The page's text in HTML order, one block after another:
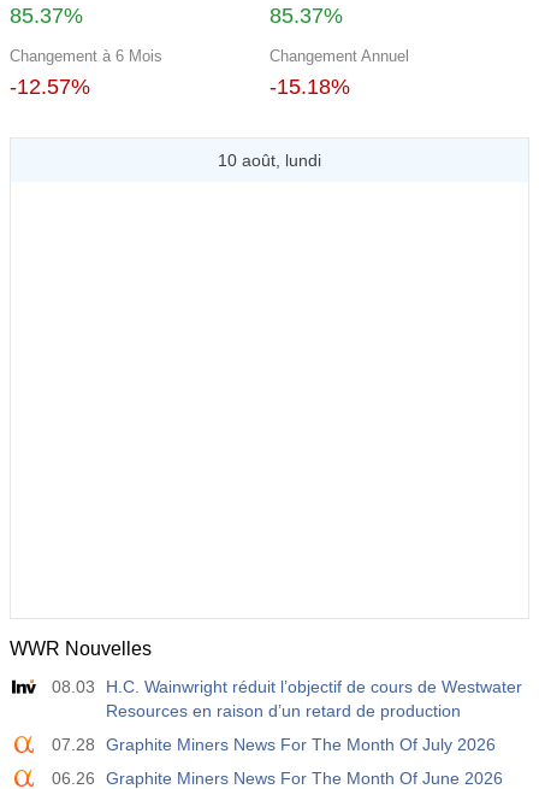
85.37% 85.37%
Changement à 6 Mois
-12.57%
Changement Annuel
-15.18%
10 août, lundi
WWR Nouvelles
08.03
H.C. Wainwright réduit l’objectif de cours de Westwater
Resources en raison d’un retard de production
07.28
Graphite Miners News For The Month Of July 2026
06.26
Graphite Miners News For The Month Of June 2026